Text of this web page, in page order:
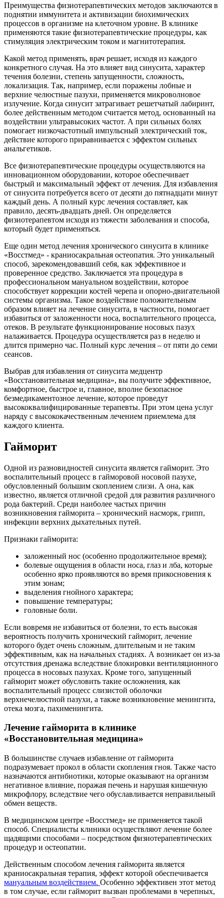
Преимущества физиотерапевтических методов заключаются в
поднятии иммунитета и активизации биохимических
процессов в организме на клеточном уровне. В клинике
применяются такие физиотерапевтические процедуры, как
стимуляция электрическим током и магнитотерапия.
Какой метод применять, врач решает, исходя из каждого
конкретного случая. На это влияет вид синусита, характер
течения болезни, степень запущенности, сложность,
локализация. Так, например, если поражены лобные и
верхние челюстные пазухи, применяется микроволновое
излучение. Когда синусит затрагивает решетчатый лабиринт,
более действенным методом считается метод, основанный на
воздействии ультравысоких частот. А при сильных болях
помогает низкочастотный импульсный электрический ток,
действие которого приравнивается с эффектом сильных
анальгетиков.
Все физиотерапевтические процедуры осуществляются на
инновационном оборудовании, которое обеспечивает
быстрый и максимальный эффект от лечения. Для избавления
от синусита потребуется всего от десяти до пятнадцати минут
каждый день. А полный курс лечения составляет, как
правило, десять-двадцать дней. Он определяется
физиотерапевтом исходя из тяжести заболевания и способа,
который будет применяться.
Еще один метод лечения хронического синусита в клинике
«Восстмед» - краниосакральная остеопатия. Это уникальный
способ, зарекомендовавший себя, как эффективное и
проверенное средство. Заключается эта процедура в
профессиональном мануальном воздействии, которое
способствует коррекции костей черепа и опорно-двигательной
системы организма. Такое воздействие положительным
образом влияет на лечение синусита, в частности, помогает
избавиться от заложенности носа, воспалительного процесса,
отеков. В результате функционирование носовых пазух
налаживается. Процедура осуществляется раз в неделю и
длится примерно час. Полный курс лечения – от пяти до семи
сеансов.
Выбрав для избавления от синусита медцентр
«Восстановительная медицина», вы получите эффективное,
комфортное, быстрое и, главное, вполне безопасное
безмедикаментозное лечение, которое проведут
высококвалифицированные терапевты. При этом цена услуг
наряду с высококачественным лечением приемлема для
каждого клиента.
Гайморит
Одной из разновидностей синусита является гайморит. Это
воспалительный процесс в гайморовой носовой пазухе,
обусловленный большим скоплением слизи. А она, как
известно, является отличной средой для развития различного
рода бактерий. Среди наиболее частых причин
возникновения гайморита – хронический насморк, грипп,
инфекции верхних дыхательных путей.
Признаки гайморита:
заложенный нос (особенно продолжительное время);
болевые ощущения в области носа, глаз и лба, которые
особенно ярко проявляются во время прикосновения к
этим зонам;
выделения гнойного характера;
повышение температуры;
головные боли.
Если вовремя не избавиться от болезни, то есть высокая
вероятность получить хронический гайморит, лечение
которого будет очень сложным, длительным и не таким
эффективным, как на начальных стадиях. А возникает он из-за
отсутствия дренажа вследствие блокировки вентиляционного
процесса в носовых пазухах. Кроме того, запущенный
гайморит может обусловить такие осложнения, как
воспалительный процесс слизистой оболочки
верхнечелюстной пазухи, а также возникновение менингита,
отека мозга, пахименингита.
Лечение гайморита в клинике
«Восстановительная медицина»
В большинстве случаев избавление от гайморита
подразумевает прокол в области скопления гноя. Также часто
назначаются антибиотики, которые оказывают на организм
негативное влияние, поражая печень и нарушая кишечную
микрофлору, вследствие чего обуславливается неправильный
обмен веществ.
В медицинском центре «Восстмед» не применяется такой
способ. Специалисты клиники осуществляют лечение более
щадящими способами – посредством физиотерапевтических
процедур и остеопатии.
Действенным способом лечения гайморита является
краниосакральная терапия, эффект которой обеспечивается
мануальным воздействием. Особенно эффективен этот метод
в том случае, если гайморит вызван проблемами в черепных,